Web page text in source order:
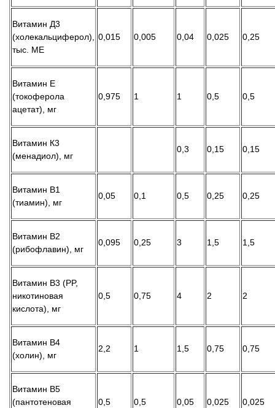
Витамин Д3
(холекальциферол),
тыс. МЕ
0,015 0,005 0,04 0,025 0,25
Витамин Е
(токоферола
ацетат), мг
0,975 1 1 0,5 0,5
Витамин К3
(менадиол), мг
0,3 0,15 0,15
Витамин В1
(тиамин), мг
0,05 0,1 0,5 0,25 0,25
Витамин В2
(рибофлавин), мг
0,095 0,25 3 1,5 1,5
Витамин В3 (PP,
никотиновая
кислота), мг
0,5 0,75 4 2 2
Витамин В4
(холин), мг
2,2 1 1,5 0,75 0,75
Витамин В5
(пантотеновая
0,5 0,5 0,05 0,025 0,025